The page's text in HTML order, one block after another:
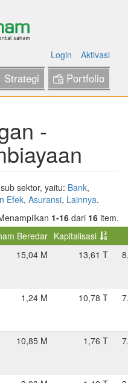
Login Aktivasi
Strategi Portfolio
-
sektor, yaitu: Bank,
Efek, Asuransi, Lainnya.
1-16 dari 16 item.
Beredar Kapitalisasi
15,04 M 13,61 T
1,24 M 10,78 T
10,85 M 1,76 T